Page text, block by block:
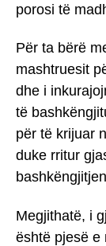
porosi të
Për ta bërë
mashtruesit
dhe i
të
për të krijuar
duke rritur
Megjithatë, i
është pjesë e